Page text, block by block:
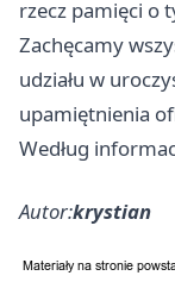
rzecz pamięci o
Zachęcamy
udziału w
upamiętnienia
Według
Autor:krystian